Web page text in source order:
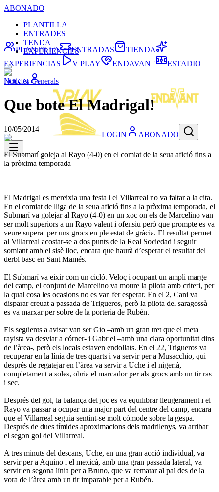
ABONADO
PLANTILLA
ENTRADES
TENDA
EXPERIÈNCIES
LOGIN
LOGIN ABONADO
PLANTILLA ENTRADAS
TIENDA
EXPERIENCIAS
V PLAY ENDAVANT ESTADIO
Noticies Generals
Que bote El Madrigal!
10/05/2014
El Submarí goleja al Rayo (4-0) en el comiat de la seua afició fins a
la pròxima temporada
El Madrigal es mereixia una festa i el Villarreal no va faltar a la cita.
En el comiat de lliga de la seua afició fins a la pròxima temporada, el
Submarí va golejar al Rayo (4-0) en un xoc on els de Marcelino van
ser molt superiors a un Rayo valent i ofensiu però que prompte es va
veure superat per uns grocs en ple estat de gràcia. El resultat permet
al Villarreal acostar-se a dos punts de la Real Sociedad i seguir
somiant amb el sisè lloc, encara que haurà d’esperar el resultat del
derbi basc en Sant Mamés.
El Submarí va eixir com un cicló. Veloç i ocupant un ampli marge
del camp, el conjunt de Marcelino va moure la pilota amb criteri, per
la qual cosa les ocasions no es van fer esperar. En el 2, Cani va
disparar creuat a passada de Trigueros, però la pilota del saragossà
es va marxar per sobre de la porteria de Rubén.
Els següents a avisar van ser Gio –amb un gran tret que el meta
rayista va desviar a córner- i Gabriel –amb una clara oportunitat dins
de l’àrea-, però els locals estaven endollats. En el 22, Trigueros va
recuperar en la línia de tres quarts i va servir per a Musacchio, qui
després de regatejar en l’àrea va servir a Uche i el nigerià,
completament a soles, obria el marcador per als grocs amb un tir ras
i sec.
Després del gol, la balança del joc es va equilibrar lleugerament i el
Rayo va passar a ocupar una major part del centre del camp, encara
que el Villarreal seguia sentint-se molt còmode sobre la gespa.
Després de dues tímides aproximacions dels madrilenys, va arribar
el segon gol del Villarreal.
A tres minuts del descans, Uche, en una gran acció individual, va
servir per a Aquino i el mexicà, amb una gran passada lateral, va
servir en segona línia per a Bruno, que va rematar al pal des de la
vora de l’àrea amb un tir imparable per a Rubén.